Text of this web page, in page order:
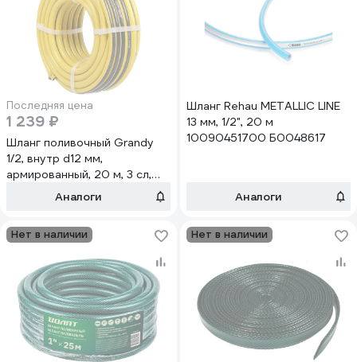
Последняя цена
1 239 ₽
Шланг поливочный Grandy
1/2, внутр d12 мм,
армированный, 20 м, 3 сл,
Classic, ПВХ, AGL2211220
Аналоги
Шланг Rehau METALLIC LINE
13 мм, 1/2", 20 м
10090451700 Б0048617
Аналоги
Нет в наличии Нет в наличии